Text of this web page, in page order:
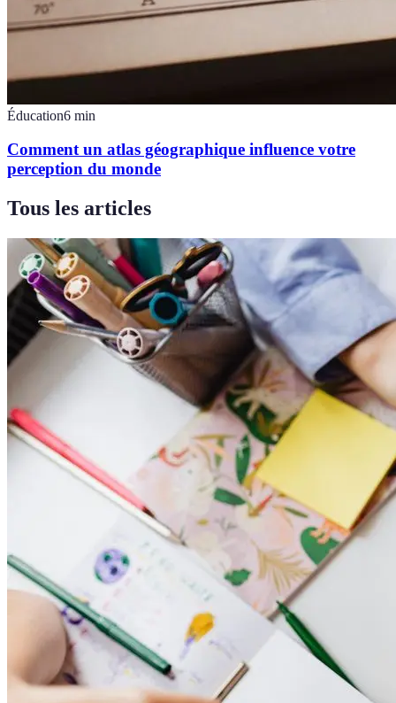
Éducation6 min
Comment un atlas géographique influence votre
perception du monde
Tous les articles